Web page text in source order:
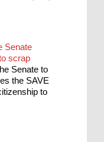
Senate
scrap
Senate to
the SAVE
to